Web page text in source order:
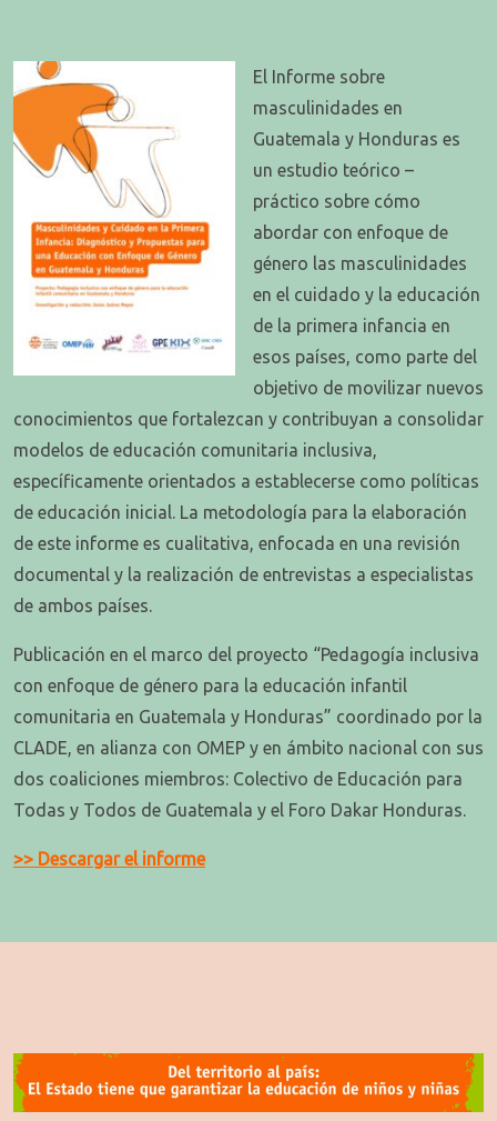
El Informe sobre
masculinidades en
Guatemala y Honduras es
un estudio teórico –
práctico sobre cómo
abordar con enfoque de
género las masculinidades
en el cuidado y la educación
de la primera infancia en
esos países, como parte del
objetivo de movilizar nuevos
conocimientos que fortalezcan y contribuyan a consolidar
modelos de educación comunitaria inclusiva,
específicamente orientados a establecerse como políticas
de educación inicial. La metodología para la elaboración
de este informe es cualitativa, enfocada en una revisión
documental y la realización de entrevistas a especialistas
de ambos países.
Publicación en el marco del proyecto “Pedagogía inclusiva
con enfoque de género para la educación infantil
comunitaria en Guatemala y Honduras” coordinado por la
CLADE, en alianza con OMEP y en ámbito nacional con sus
dos coaliciones miembros: Colectivo de Educación para
Todas y Todos de Guatemala y el Foro Dakar Honduras.
>> Descargar el informe